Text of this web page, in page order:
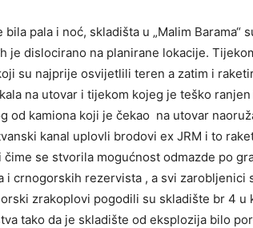
bila pala i noć, skladišta u „Malim
je dislocirano na planirane lokacije.
su najprije osvijetlili teren a zatim i
na utovar i tijekom kojeg je teško
od kamiona koji je čekao na utovar
kanal uplovli brodovi ex JRM i to
čime se stvorila mogućnost odmazde po
i crnogorskih rezervista , a svi zarobljenici
zrakoplovi pogodili su skladište br 4 u
tako da je skladište od eksplozija bilo